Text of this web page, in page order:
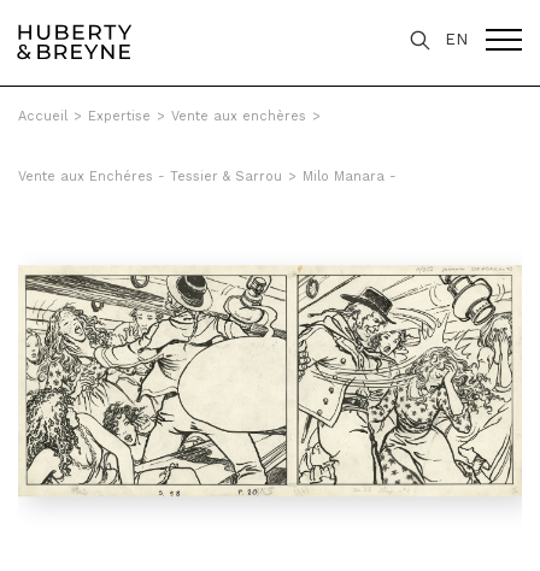
EN
Accueil > Expertise > Vente aux enchères >
Vente aux Enchéres - Tessier & Sarrou > Milo Manara -